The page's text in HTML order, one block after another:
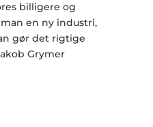
billigere og
en ny industri,
gør det rigtige
Grymer